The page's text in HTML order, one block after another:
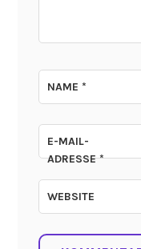
NAME*
E-MAIL-
ADRESSE*
WEBSITE